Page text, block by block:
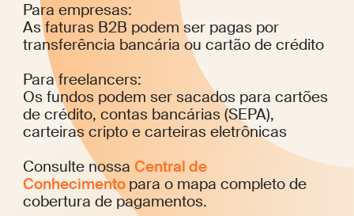
Para empresas:
As faturas B2B podem ser pagas por
transferência bancária ou cartão de crédito
Para freelancers:
Os fundos podem ser sacados para cartões
de crédito, contas bancárias (SEPA),
carteiras cripto e carteiras eletrônicas
Consulte nossa Central de
Conhecimento para o mapa completo de
cobertura de pagamentos.